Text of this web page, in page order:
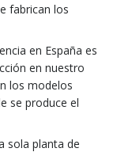
fabrican los
en España es
en nuestro
los modelos
se produce el
sola planta de